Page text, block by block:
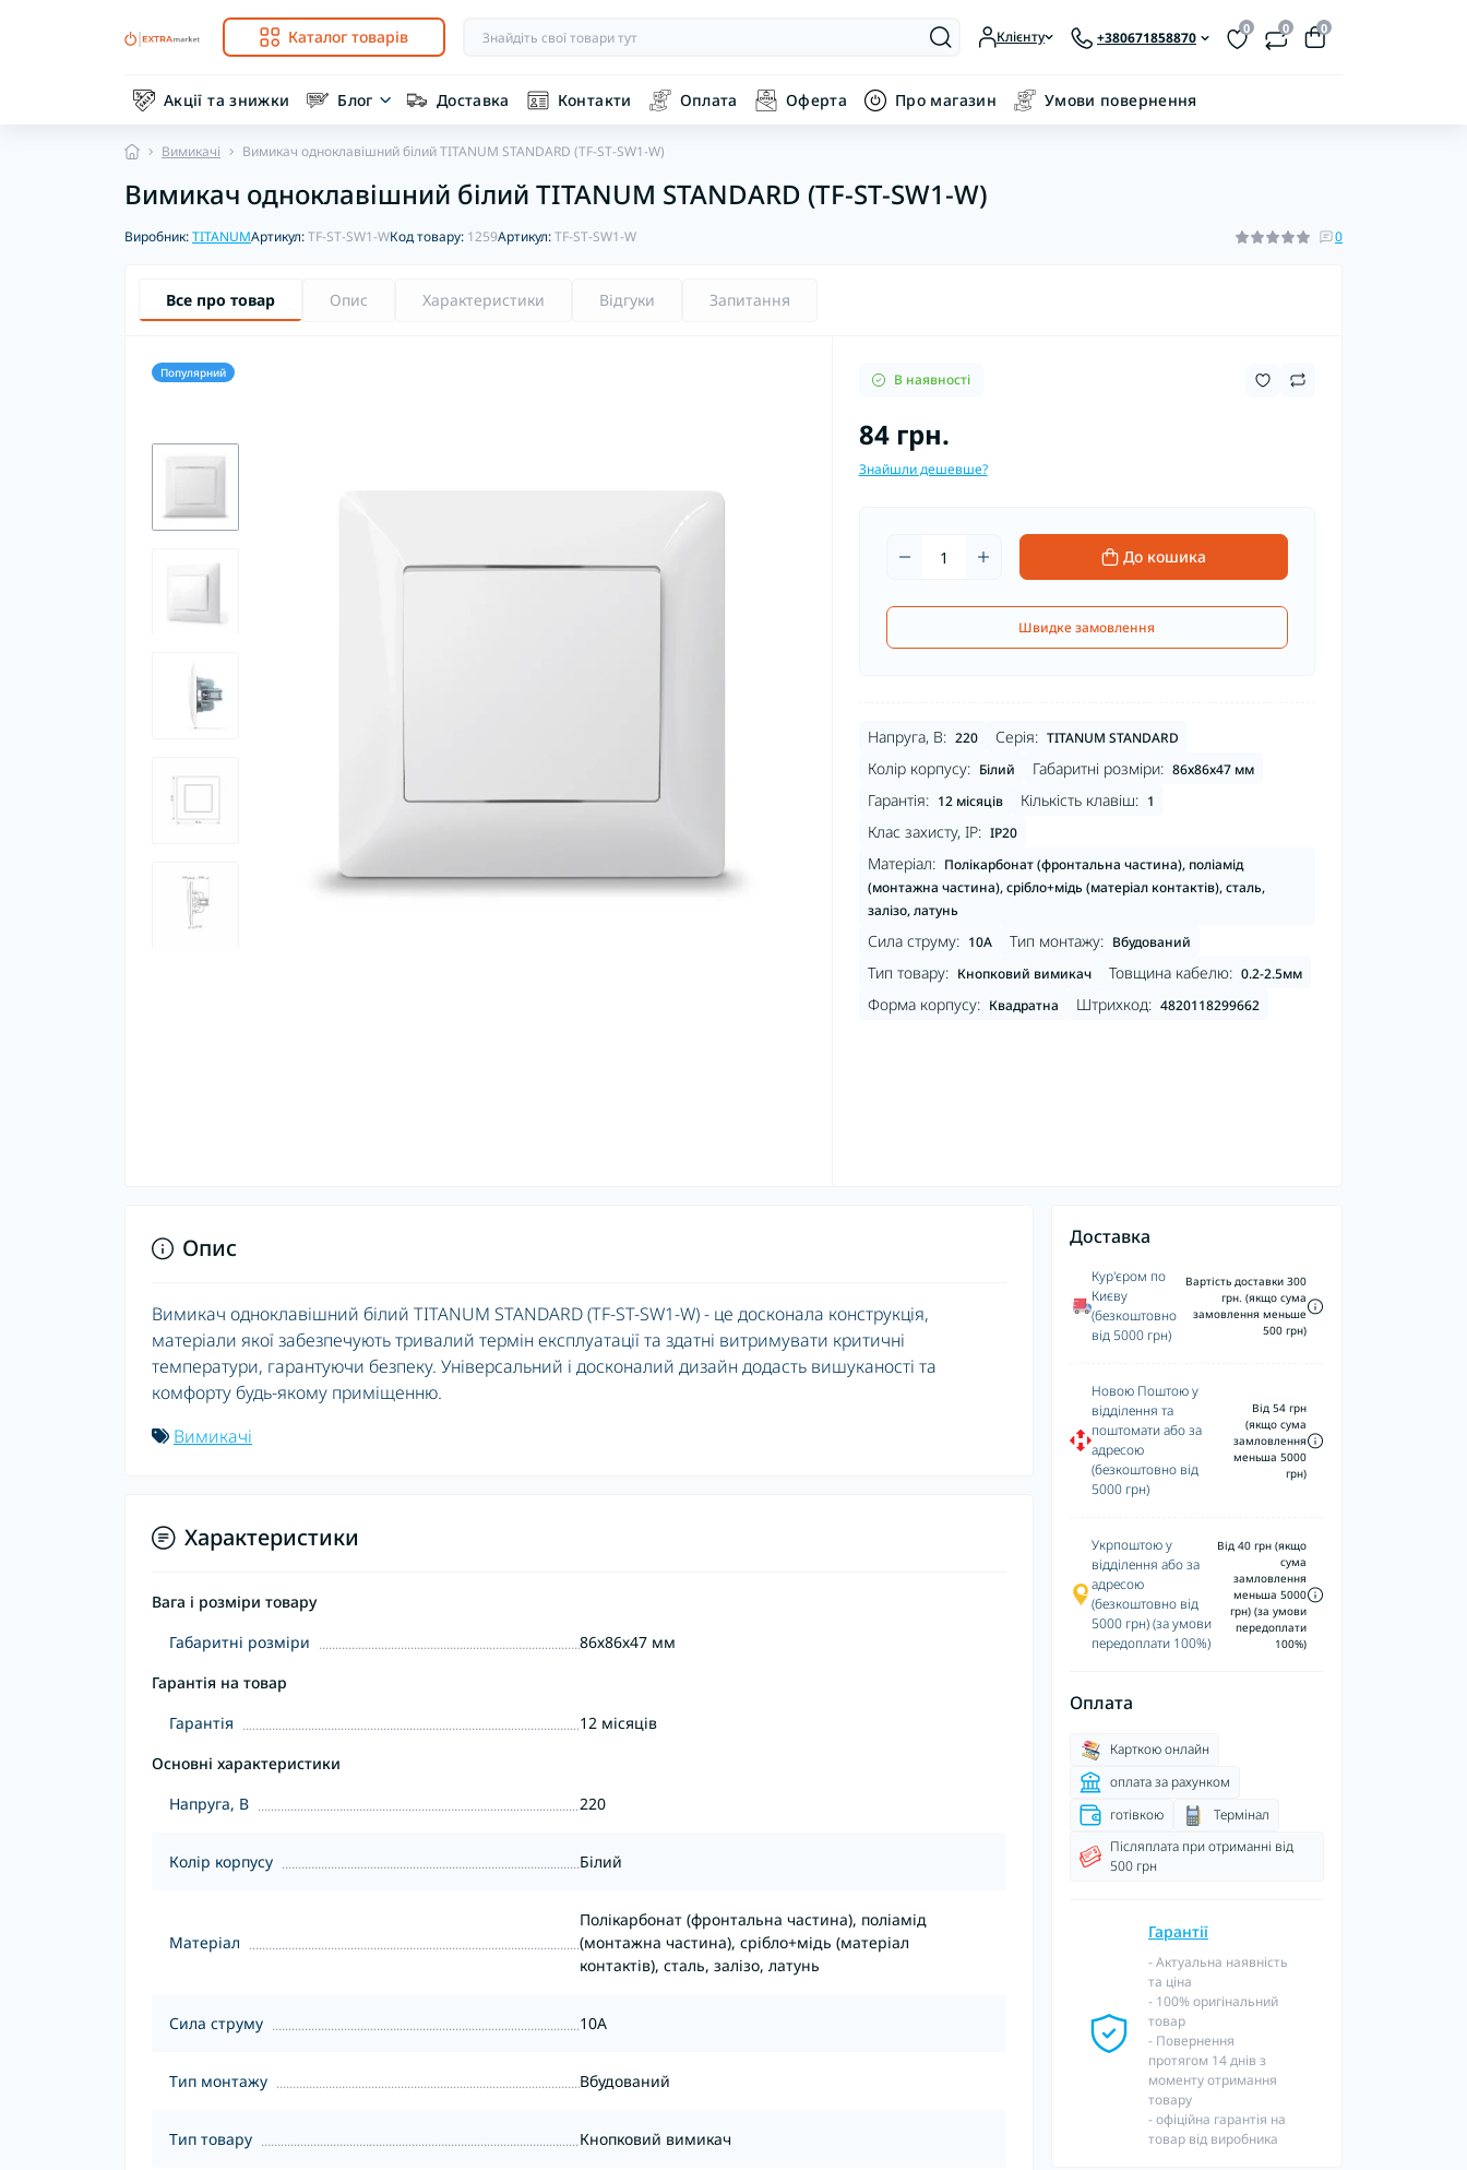
Каталог товарів Клієнту +380671858870
0 0 0
Акції та знижки Блог Доставка Контакти Оплата Оферта Про магазин Умови повернення
Вимикачі Вимикач одноклавішний білий TITANUM STANDARD (TF-ST-SW1-W)
Вимикач одноклавішний білий TITANUM STANDARD (TF-ST-SW1-W)
Виробник:TITANUMАртикул:TF-ST-SW1-WКод товару: 1259Артикул:TF-ST-SW1-W 0
Все про товар Опис Характеристики Відгуки Запитання
Популярний В наявності
84 грн.
Знайшли дешевше?
До кошика
Швидке замовлення
Напруга, В: 220 Серія: TITANUM STANDARD
Колір корпусу: Білий Габаритні розміри: 86х86х47 мм
Гарантія: 12 місяців Кількість клавіш: 1
Клас захисту, IP: IP20
Матеріал: Полікарбонат (фронтальна частина), поліамід
(монтажна частина), срібло+мідь (матеріал контактів), сталь,
залізо, латунь
Сила струму: 10А Тип монтажу: Вбудований
Тип товару: Кнопковий вимикач Товщина кабелю: 0.2-2.5мм
Форма корпусу: Квадратна Штрихкод: 4820118299662
Доставка
Кур'єром по
Києву
(безкоштовно
від 5000 грн)
Вартість доставки 300
грн. (якщо сума
замовлення меньше
500 грн)
Новою Поштою у
відділення та
поштомати або за
адресою
(безкоштовно від
5000 грн)
Від 54 грн
(якщо сума
замловлення
меньша 5000
грн)
Укрпоштою у
відділення або за
адресою
(безкоштовно від
5000 грн) (за умови
передоплати 100%)
Від 40 грн (якщо
сума
замловлення
меньша 5000
грн) (за умови
передоплати
100%)
Оплата
Карткою онлайн
оплата за рахунком
готівкою
Термінал
Післяплата при отриманні від
500 грн
Гарантії
- Актуальна наявність
та ціна
- 100% оригінальний
товар
- Повернення
протягом 14 днів з
моменту отримання
товару
- офіційна гарантія на
товар від виробника
Опис
Вимикач одноклавішний білий TITANUM STANDARD (TF-ST-SW1-W) - це досконала конструкція,
матеріали якої забезпечують тривалий термін експлуатації та здатні витримувати критичні
температури, гарантуючи безпеку. Універсальний і досконалий дизайн додасть вишуканості та
комфорту будь-якому приміщенню.
Вимикачі
Характеристики
Вага і розміри товару
Габаритні розміри
86х86х47 мм
Гарантія на товар
Гарантія
12 місяців
Основні характеристики
Напруга, В
220
Колір корпусу Білий
Матеріал
Полікарбонат (фронтальна частина), поліамід
(монтажна частина), срібло+мідь (матеріал
контактів), сталь, залізо, латунь
Сила струму 10А
Тип монтажу Вбудований
Тип товару Кнопковий вимикач